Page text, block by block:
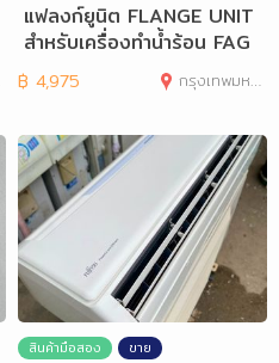
แฟลงก์ยูนิต FLANGE UNIT
สำหรับเครื่องทำน้ำร้อน FAG
OR M-300SS
฿ 4,975 กรุงเทพมหานคร
สินค้ามือสอง ขาย